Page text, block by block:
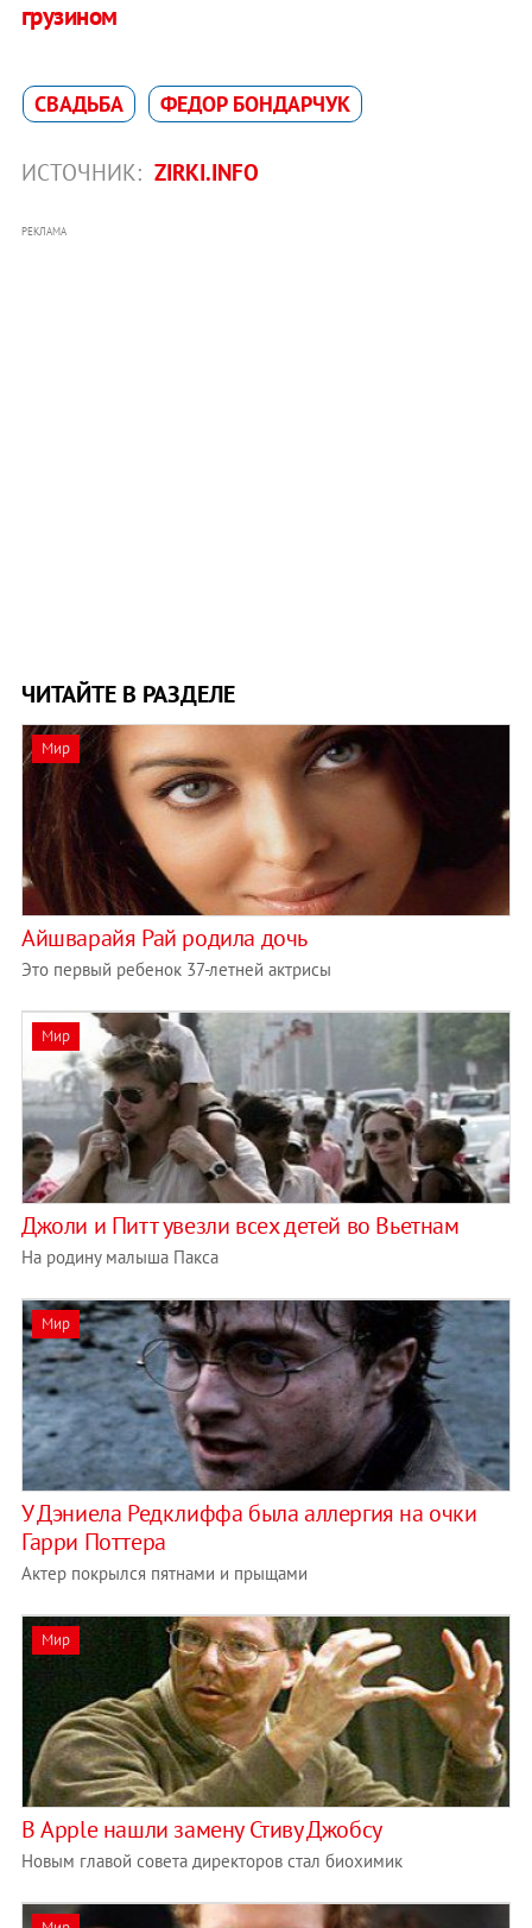
грузином
СВАДЬБА ФЕДОР БОНДАРЧУК
ИСТОЧНИК: ZIRKI.INFO
РЕКЛАМА
ЧИТАЙТЕ В РАЗДЕЛЕ
Мир
Айшварайя Рай родила дочь
Это первый ребенок 37-летней актрисы
Мир
Джоли и Питт увезли всех детей во Вьетнам
На родину малыша Пакса
Мир
У Дэниела Редклиффа была аллергия на очки
Гарри Поттера
Актер покрылся пятнами и прыщами
Мир
В Apple нашли замену Стиву Джобсу
Новым главой совета директоров стал биохимик